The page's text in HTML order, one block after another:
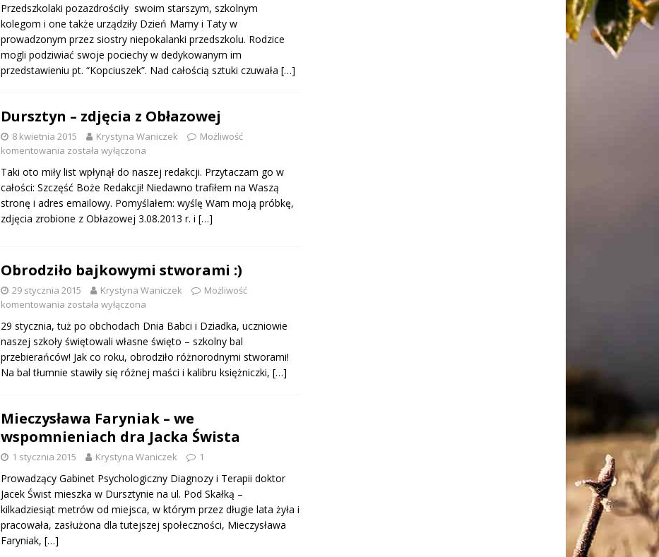
Przedszkolaki pozazdrościły swoim starszym, szkolnym
kolegom i one także urządziły Dzień Mamy i Taty w
prowadzonym przez siostry niepokalanki przedszkolu. Rodzice
mogli podziwiać swoje pociechy w dedykowanym im
przedstawieniu pt. “Kopciuszek”. Nad całością sztuki czuwała […]
Dursztyn – zdjęcia z Obłazowej
8 kwietnia 2015 Krystyna Waniczek
Możliwość
komentowania została wyłączona
Taki oto miły list wpłynął do naszej redakcji. Przytaczam go w
całości: Szczęść Boże Redakcji! Niedawno trafiłem na Waszą
stronę i adres emailowy. Pomyślałem: wyślę Wam moją próbkę,
zdjęcia zrobione z Obłazowej 3.08.2013 r. i […]
Obrodziło bajkowymi stworami :)
29 stycznia 2015 Krystyna Waniczek
Możliwość
komentowania została wyłączona
29 stycznia, tuż po obchodach Dnia Babci i Dziadka, uczniowie
naszej szkoły świętowali własne święto – szkolny bal
przebierańców! Jak co roku, obrodziło różnorodnymi stworami!
Na bal tłumnie stawiły się różnej maści i kalibru księżniczki, […]
Mieczysława Faryniak – we
wspomnieniach dra Jacka Śwista
1 stycznia 2015 Krystyna Waniczek 1
Prowadzący Gabinet Psychologiczny Diagnozy i Terapii doktor
Jacek Świst mieszka w Dursztynie na ul. Pod Skałką –
kilkadziesiąt metrów od miejsca, w którym przez długie lata żyła i
pracowała, zasłużona dla tutejszej społeczności, Mieczysława
Faryniak, […]